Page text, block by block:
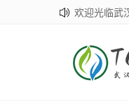
欢迎光临武